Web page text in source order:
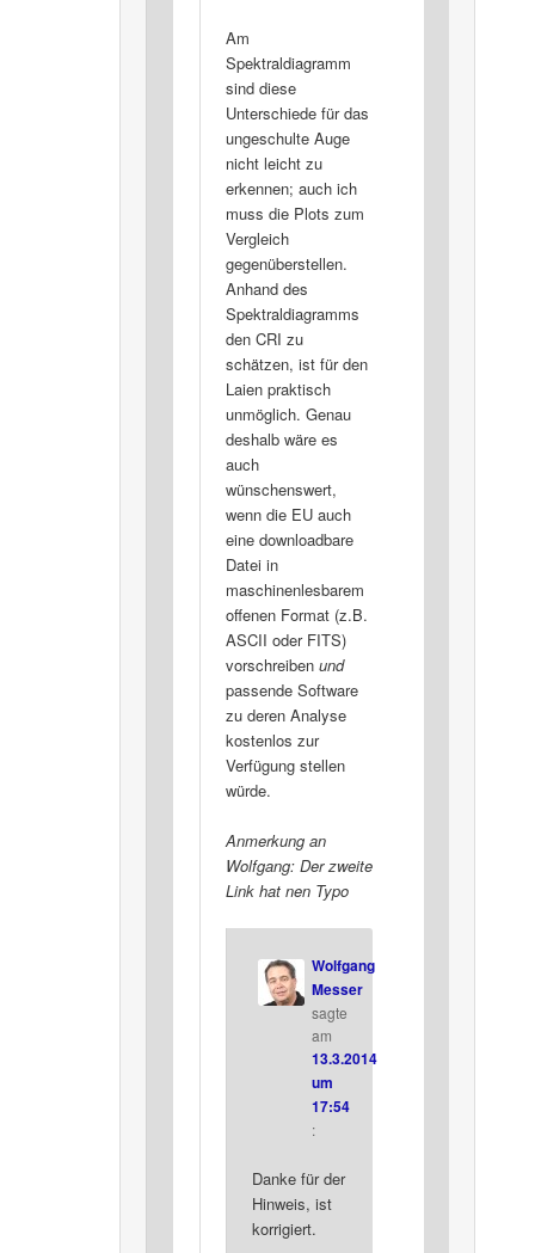
Am
Spektraldiagramm
sind diese
Unterschiede für das
ungeschulte Auge
nicht leicht zu
erkennen; auch ich
muss die Plots zum
Vergleich
gegenüberstellen.
Anhand des
Spektraldiagramms
den CRI zu
schätzen, ist für den
Laien praktisch
unmöglich. Genau
deshalb wäre es
auch
wünschenswert,
wenn die EU auch
eine downloadbare
Datei in
maschinenlesbarem
offenen Format (z.B.
ASCII oder FITS)
vorschreiben und
passende Software
zu deren Analyse
kostenlos zur
Verfügung stellen
würde.
Anmerkung an
Wolfgang: Der zweite
Link hat nen Typo
Wolfgang
Messer
sagte
am
13.3.2014
um
17:54
:
Danke für der
Hinweis, ist
korrigiert.